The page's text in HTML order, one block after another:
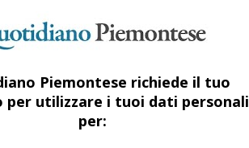
Piemontese richiede il tuo
per utilizzare i tuoi dati personali
per: